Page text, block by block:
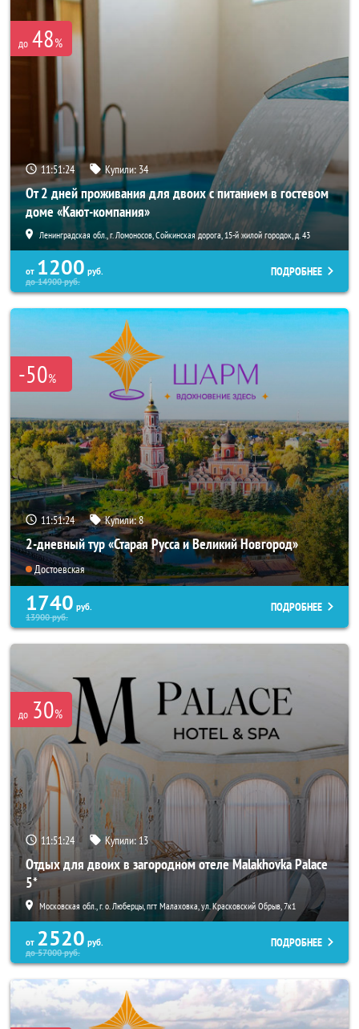
до 48%
11:51:20 Купили: 34
От 2 дней проживания для двоих с питанием в гостевом
доме «Кают-компания»
Ленинградская обл., г. Ломоносов, Сойкинская дорога, 15-й жилой городок, д. 43
от 1200 руб.
до14900руб.
ПОДРОБНЕЕ
-50%
11:51:20 Купили:8
2-дневный тур «Старая Русса и Великий Новгород»
Достоевская
1740 руб.
13900руб.
ПОДРОБНЕЕ
до 30%
11:51:20 Купили: 13
Отдых для двоих в загородном отеле Malakhovka Palace
5*
Московская обл., г. о. Люберцы, пгт Малаховка, ул. Красковский Обрыв, 7к1
от 2520 руб.
до57000руб.
ПОДРОБНЕЕ